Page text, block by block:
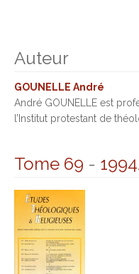
Auteur
GOUNELLE André
André GOUNELLE est
l’Institut protestant de
Tome 69 -